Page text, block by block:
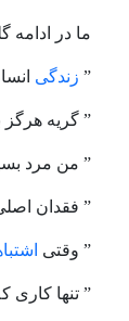
ما در ادامه
” زندگی
” گریه
” من مرد
” فقدان
” وقتی
” تنها کاری